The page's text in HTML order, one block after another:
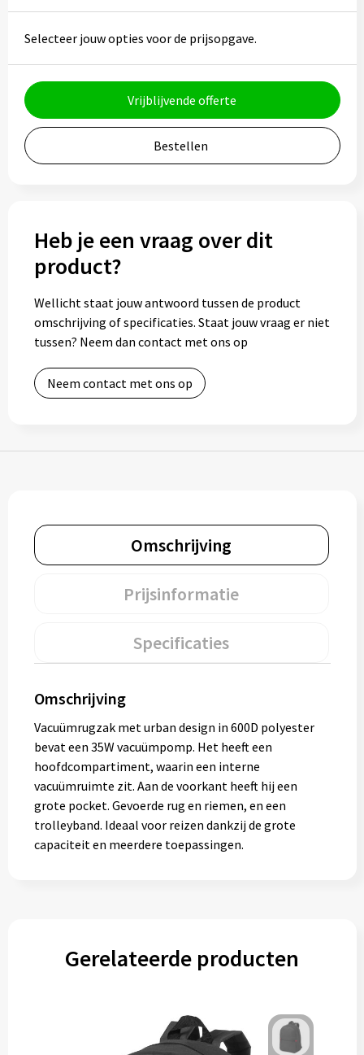
Drinkflessen
Thermosflessen
Thermosbekers
Lunchboxen
Snoep
Muntjes
Paraplu's
Opvouwbare paraplu's
Vrije tijd
Gereedschap
Persoonlijke verzorging
Zonnebrillen
EHBO
Selecteer jouw opties voor de prijsopgave.
Vrijblijvende offerte
Bestellen
Heb je een vraag over dit
product?
Wellicht staat jouw antwoord tussen de product
omschrijving of specificaties. Staat jouw vraag er niet
tussen? Neem dan contact met ons op
Neem contact met ons op
Omschrijving
Prijsinformatie
Specificaties
Omschrijving
Vacuümrugzak met urban design in 600D polyester
bevat een 35W vacuümpomp. Het heeft een
hoofdcompartiment, waarin een interne
vacuümruimte zit. Aan de voorkant heeft hij een
grote pocket. Gevoerde rug en riemen, en een
trolleyband. Ideaal voor reizen dankzij de grote
capaciteit en meerdere toepassingen.
Gerelateerde producten